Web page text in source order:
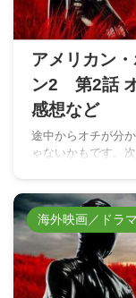
アメリカン
ン2 第2話
感想など
途中からオチが分
ゃないかもです。
海外映画／ドラマ